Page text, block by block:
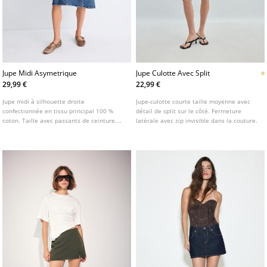
Jupe Midi Asymetrique
29,99 €
Jupe midi à silhouette droite
confectionnée en tissu principal 100 %
coton. Taille avec passants de ceinture.
Détail de bas asymétrique.
Jupe Culotte Avec Split
22,99 €
Jupe-culotte courte taille moyenne avec
détail de split sur le côté. Fermeture
latérale avec zip invisible dans la couture.